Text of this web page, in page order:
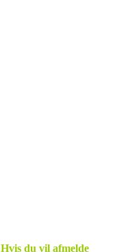
Hvis du vil afmelde